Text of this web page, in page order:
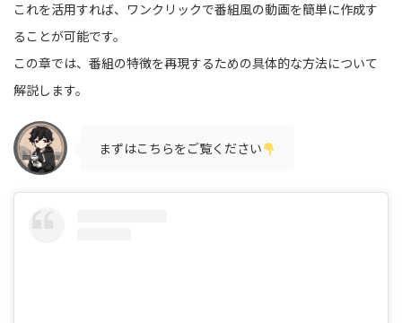
これを活用すれば、ワンクリックで番組風の動画を簡単に作成す
ることが可能です。
この章では、番組の特徴を再現するための具体的な方法について
解説します。
まずはこちらをご覧ください